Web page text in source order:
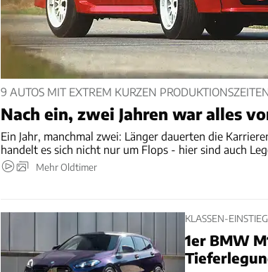
9 AUTOS MIT EXTREM KURZEN
Nach ein, zwei Jahren war alles
Ein Jahr, manchmal zwei: Länger dauerten die
handelt es sich nicht nur um Flops - hier sind auch
Mehr Oldtimer
KLASSEN-EINSTIEG
1er BMW